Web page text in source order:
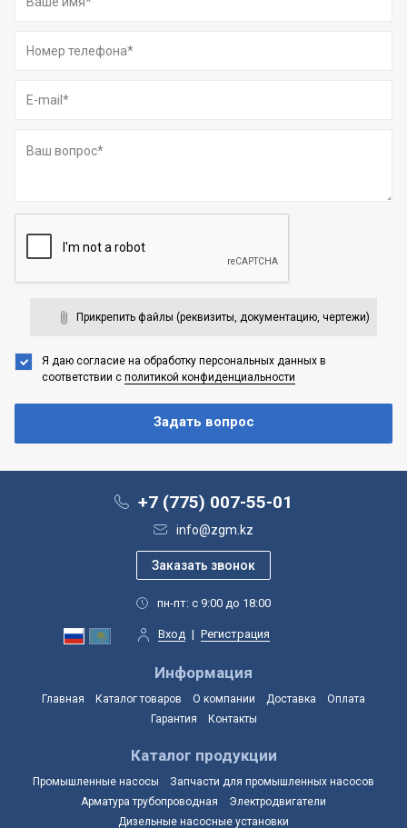
Прикрепить файлы (реквизиты, документацию, чертежи)
Я даю согласие на обработку персональных данных в
соответствии с политикой конфиденциальности
+7 (775) 007-55-01
info@zgm.kz
пн-пт: с 9:00 до 18:00
Вход | Регистрация
Информация
Главная Каталог товаров О компании Доставка
Оплата
Гарантия
Контакты
Каталог продукции
Промышленные насосы
Запчасти для промышленных насосов
Арматура трубопроводная
Электродвигатели
Дизельные насосные установки